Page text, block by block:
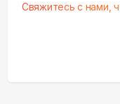
Свяжитесь с нами,